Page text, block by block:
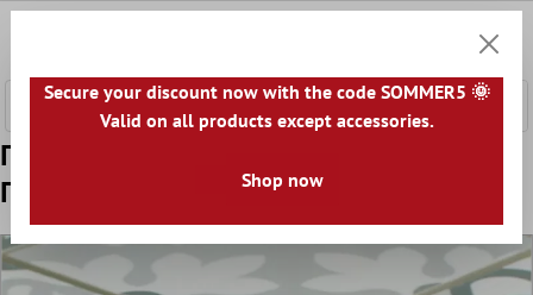
Πρότυπο από Kεραμικό Mωσαϊκό Retro
Πλακάκια Utopia Μαύρος Ασπρο R10/B
Secure your discount now with the code SOMMER5 🌞
Valid on all products except accessories.
Shop now